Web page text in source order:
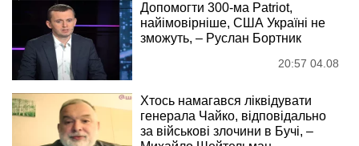
Допомогти 300-ма Patriot,
найімовірніше, США Україні не
зможуть, – Руслан Бортник
20:57 04.08
Хтось намагався ліквідувати
генерала Чайко, відповідально
за військові злочини в Бучі, –